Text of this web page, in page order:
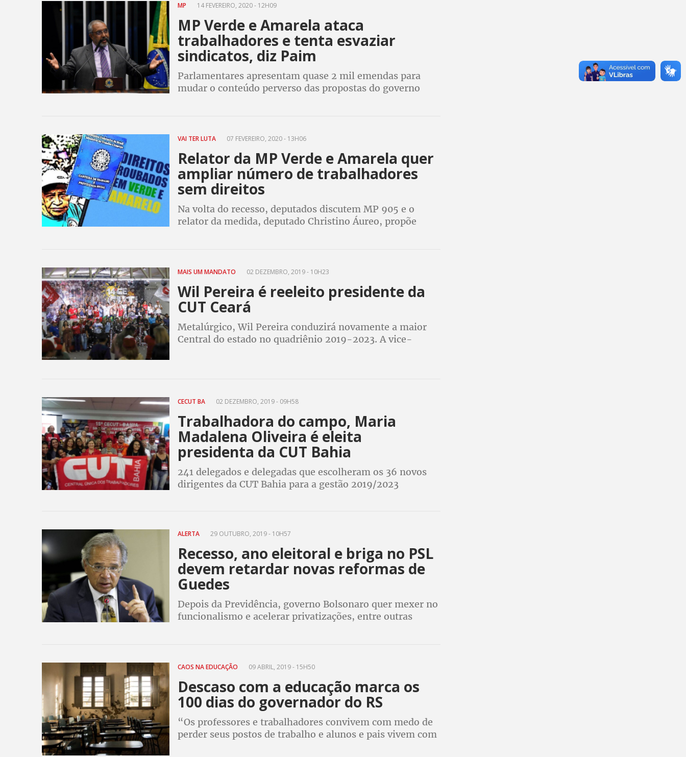
MP 14 FEVEREIRO, 2020 - 12H09
MP Verde e Amarela ataca
trabalhadores e tenta esvaziar
sindicatos, diz Paim
Parlamentares apresentam quase 2 mil emendas para
mudar o conteúdo perverso das propostas do governo
VAI TER LUTA 07 FEVEREIRO, 2020 - 13H06
Relator da MP Verde e Amarela quer
ampliar número de trabalhadores
sem direitos
Na volta do recesso, deputados discutem MP 905 e o
relator da medida, deputado Christino Áureo, propõe
MAIS UM MANDATO 02 DEZEMBRO, 2019 - 10H23
Wil Pereira é reeleito presidente da
CUT Ceará
Metalúrgico, Wil Pereira conduzirá novamente a maior
Central do estado no quadriênio 2019-2023. A vice-
CECUT BA 02 DEZEMBRO, 2019 - 09H58
Trabalhadora do campo, Maria
Madalena Oliveira é eleita
presidenta da CUT Bahia
241 delegados e delegadas que escolheram os 36 novos
dirigentes da CUT Bahia para a gestão 2019/2023
ALERTA 29 OUTUBRO, 2019 - 10H57
Recesso, ano eleitoral e briga no PSL
devem retardar novas reformas de
Guedes
Depois da Previdência, governo Bolsonaro quer mexer no
funcionalismo e acelerar privatizações, entre outras
CAOS NA EDUCAÇÃO 09 ABRIL, 2019 - 15H50
Descaso com a educação marca os
100 dias do governador do RS
“Os professores e trabalhadores convivem com medo de
perder seus postos de trabalho e alunos e pais vivem com